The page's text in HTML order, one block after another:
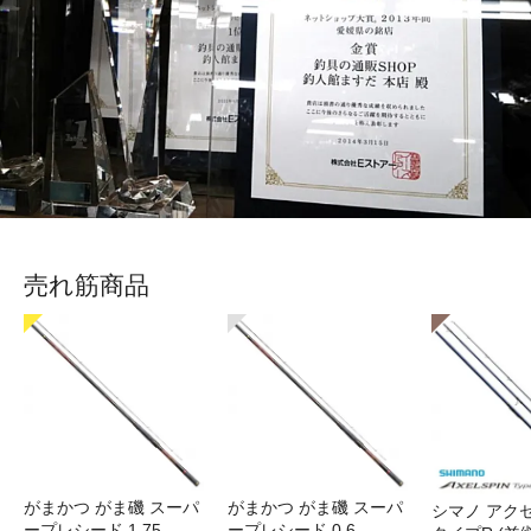
売れ筋商品
がまかつ がま磯 スーパ
がまかつ がま磯 スーパ
シマノ アク